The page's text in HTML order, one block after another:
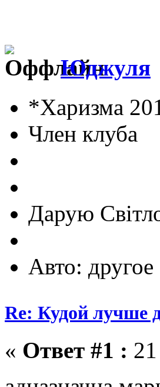
Юджуля
*Харизма
Член клуба
Дарую
Авто: другое
Re: Кудой лучше
« Ответ #1 :